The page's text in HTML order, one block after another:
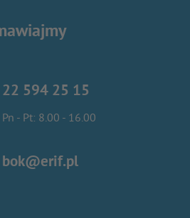
22 594 25 15
Pn - Pt: 8.00 - 16.00
bok@erif.pl